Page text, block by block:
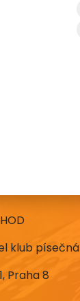
klub písečná
Praha 8